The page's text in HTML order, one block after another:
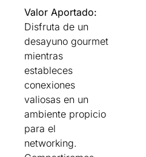
Valor Aportado:
Disfruta de un
desayuno gourmet
mientras
estableces
conexiones
valiosas en un
ambiente propicio
para el
networking.